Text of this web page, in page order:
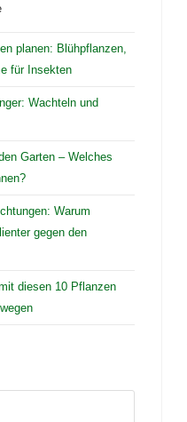
planen: Blühpflanzen,
für Insekten
Wachteln und
Garten – Welches
Warum
gegen den
diesen 10 Pflanzen